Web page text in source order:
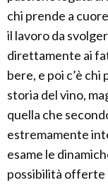
chi prende a
il lavoro da
direttamente ai
bere, e poi c’è
storia del vino,
quella che
estremamente
esame le
possibilità offerte